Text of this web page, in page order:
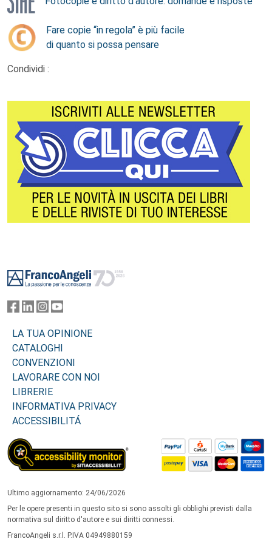
Fare copie “in regola” è più facile
di quanto si possa pensare
Condividi :
LA TUA OPINIONE
CATALOGHI
CONVENZIONI
LAVORARE CON NOI
LIBRERIE
INFORMATIVA PRIVACY
ACCESSIBILITÁ
Ultimo aggiornamento: 24/06/2026
Per le opere presenti in questo sito si sono assolti gli obblighi previsti dalla
normativa sul diritto d'autore e sui diritti connessi.
FrancoAngeli s.r.l. P.IVA 04949880159